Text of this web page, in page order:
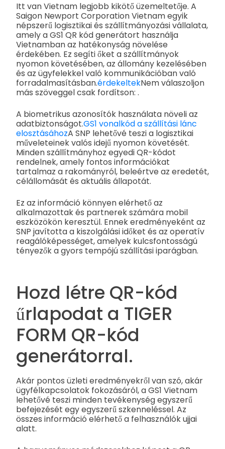
Itt van Vietnam legjobb kikötő üzemeltetője. A
Saigon Newport Corporation Vietnam egyik
népszerű logisztikai és szállítmányozási vállalata,
amely a GS1 QR kód generátort használja
Vietnamban az hatékonyság növelése
érdekében. Ez segíti őket a szállítmányok
nyomon követésében, az állomány kezelésében
és az ügyfelekkel való kommunikációban való
forradalmasításban.érdekeltekNem válaszoljon
más szöveggel csak fordítson: .
A biometrikus azonosítók használata növeli az
adatbiztonságot.GS1 vonalkód a szállítási lánc
elosztásáhozA SNP lehetővé teszi a logisztikai
műveleteinek valós idejű nyomon követését.
Minden szállítmányhoz egyedi QR-kódot
rendelnek, amely fontos információkat
tartalmaz a rakományról, beleértve az eredetét,
célállomását és aktuális állapotát.
Ez az információ könnyen elérhető az
alkalmazottak és partnerek számára mobil
eszközökön keresztül. Ennek eredményeként az
SNP javította a kiszolgálási időket és az operatív
reagálóképességet, amelyek kulcsfontosságú
tényezők a gyors tempójú szállítási iparágban.
Hozd létre QR-kód
űrlapodat a TIGER
FORM QR-kód
generátorral.
Akár pontos üzleti eredményekről van szó, akár
ügyfélkapcsolatok fokozásáról, a GS1 Vietnam
lehetővé teszi minden tevékenység egyszerű
befejezését egy egyszerű szkenneléssel. Az
összes információ elérhető a felhasználók ujjai
alatt.